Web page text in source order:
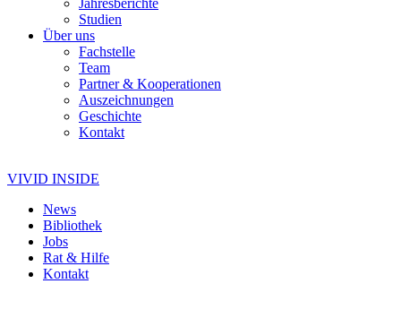
Jahresberichte
Studien
Über uns
Fachstelle
Team
Partner & Kooperationen
Auszeichnungen
Geschichte
Kontakt
VIVID INSIDE
News
Bibliothek
Jobs
Rat & Hilfe
Kontakt